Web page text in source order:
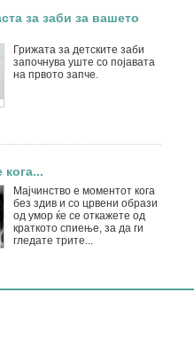
за заби за вашето
Грижата за детските заби
започнува уште со појавата
на првото запче.
кога...
Мајчинство е моментот кога
без здив и со црвени образи
од умор ќе се откажете од
краткото спиење, за да ги
гледате трите...